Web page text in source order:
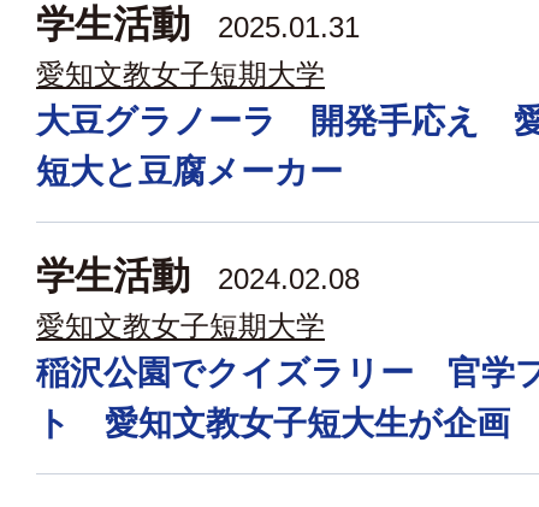
学生活動
2025.01.31
愛知文教女子短期大学
大豆グラノーラ 開発手応え
短大と豆腐メーカー
学生活動
2024.02.08
愛知文教女子短期大学
稲沢公園でクイズラリー 官学
ト 愛知文教女子短大生が企画